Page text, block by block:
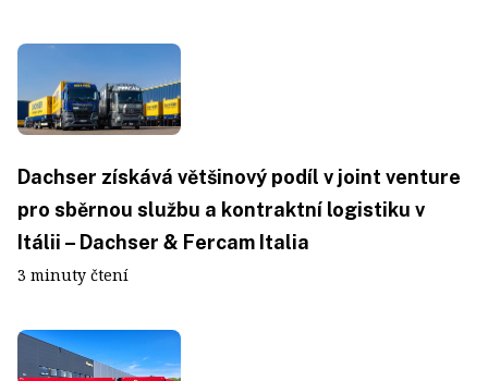
Dachser získává většinový podíl v joint venture
pro sběrnou službu a kontraktní logistiku v
Itálii – Dachser & Fercam Italia
3 minuty čtení